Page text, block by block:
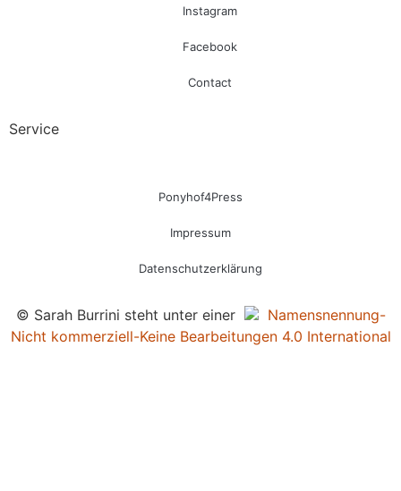
Instagram
Facebook
Contact
Service
Ponyhof4Press
Impressum
Datenschutzerklärung
© Sarah Burrini steht unter einer
Namensnennung-
Nicht kommerziell-Keine Bearbeitungen 4.0 International